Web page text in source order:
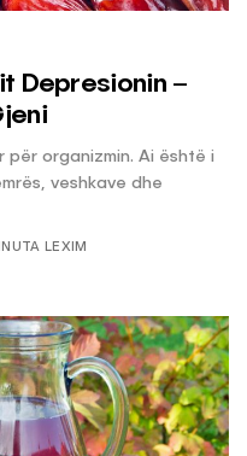
Depresionin –
për organizmin. Ai është i
veshkave dhe
LEXIM